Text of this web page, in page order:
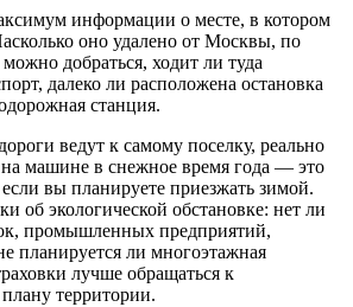
информации о месте, в котором
оно удалено от Москвы, по
добраться, ходит ли туда
далеко ли расположена остановка
станция.
ведут к самому поселку, реально
машине в снежное время года — это
вы планируете приезжать зимой.
об экологической обстановке: нет ли
промышленных предприятий,
планируется ли многоэтажная
лучше обращаться к
территории.